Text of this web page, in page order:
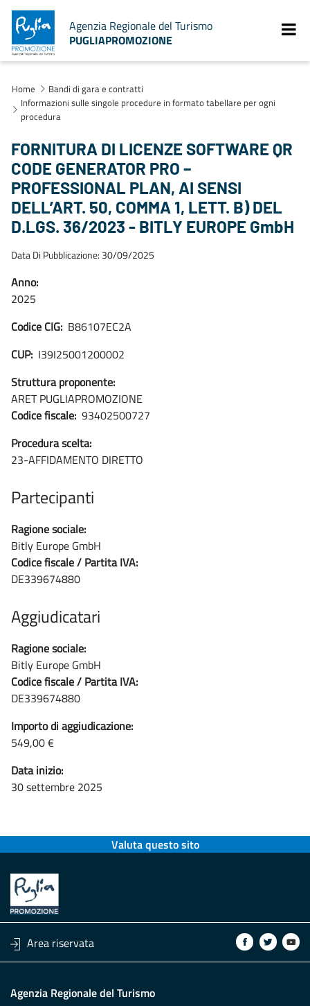
Agenzia Regionale del Turismo
PUGLIAPROMOZIONE
Home
Bandi di gara e contratti
Informazioni sulle singole procedure in formato tabellare per ogni
procedura
FORNITURA DI LICENZE SOFTWARE QR
CODE GENERATOR PRO –
PROFESSIONAL PLAN, AI SENSI
DELL’ART. 50, COMMA 1, LETT. B) DEL
D.LGS. 36/2023 - BITLY EUROPE GmbH
Data Di Pubblicazione: 30/09/2025
Anno:
2025
Codice CIG: B86107EC2A
CUP: I39I25001200002
Struttura proponente:
ARET PUGLIAPROMOZIONE
Codice fiscale: 93402500727
Procedura scelta:
23-AFFIDAMENTO DIRETTO
Partecipanti
Ragione sociale:
Bitly Europe GmbH
Codice fiscale / Partita IVA:
DE339674880
Aggiudicatari
Ragione sociale:
Bitly Europe GmbH
Codice fiscale / Partita IVA:
DE339674880
Importo di aggiudicazione:
549,00 €
Data inizio:
30 settembre 2025
Valuta questo sito
Area riservata
Agenzia Regionale del Turismo